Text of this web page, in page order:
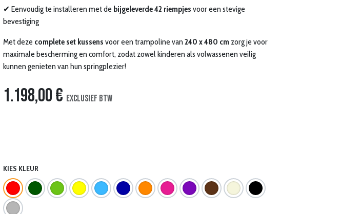
✔ Eenvoudig te installeren met de bijgeleverde 42 riempjes voor een stevige
bevestiging
Met deze complete set kussens voor een trampoline van240 x 480 cm zorg je voor
maximale bescherming en comfort, zodat zowel kinderen als volwassenen veilig
kunnen genieten van hun springplezier!
1.198,00€ Exclusief btw
KIES KLEUR